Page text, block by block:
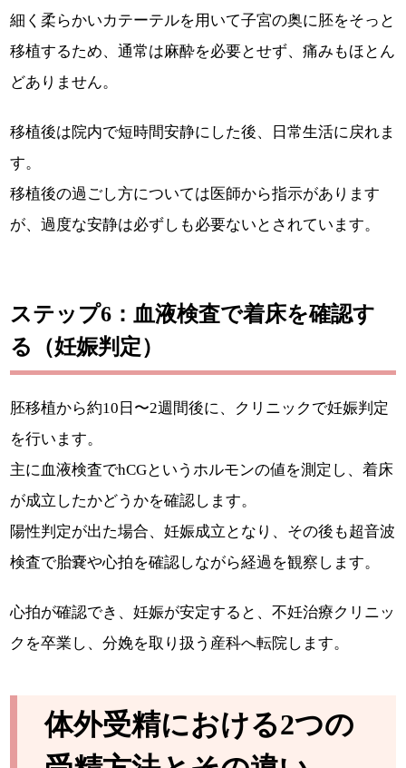
細く柔らかいカテーテルを用いて子宮の奥に胚をそっと
移植するため、通常は麻酔を必要とせず、痛みもほとん
どありません。
移植後は院内で短時間安静にした後、日常生活に戻れま
す。
移植後の過ごし方については医師から指示があります
が、過度な安静は必ずしも必要ないとされています。
ステップ6：血液検査で着床を確認す
る（妊娠判定）
胚移植から約10日〜2週間後に、クリニックで妊娠判定
を行います。
主に血液検査でhCGというホルモンの値を測定し、着床
が成立したかどうかを確認します。
陽性判定が出た場合、妊娠成立となり、その後も超音波
検査で胎嚢や心拍を確認しながら経過を観察します。
心拍が確認でき、妊娠が安定すると、不妊治療クリニッ
クを卒業し、分娩を取り扱う産科へ転院します。
体外受精における2つの